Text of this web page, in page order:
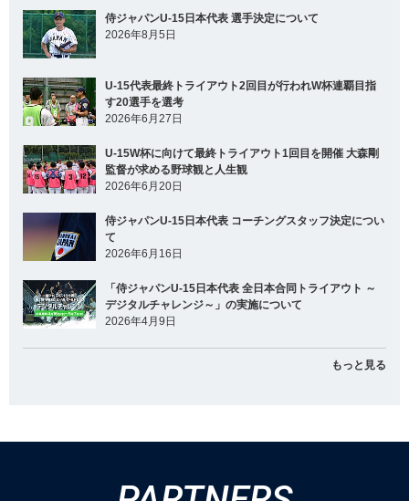
侍ジャパンU-15日本代表 選手決定について
2026年8月5日
U-15代表最終トライアウト2回目が行われW杯連覇目指
す20選手を選考
2026年6月27日
U-15W杯に向けて最終トライアウト1回目を開催 大森剛
監督が求める野球観と人生観
2026年6月20日
侍ジャパンU-15日本代表 コーチングスタッフ決定につい
て
2026年6月16日
「侍ジャパンU-15日本代表 全日本合同トライアウト ～
デジタルチャレンジ～」の実施について
2026年4月9日
もっと見る